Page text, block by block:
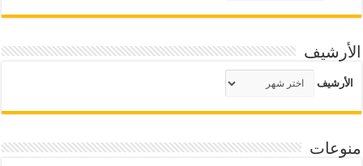
الأرشيف
الأرشيف
منوعات